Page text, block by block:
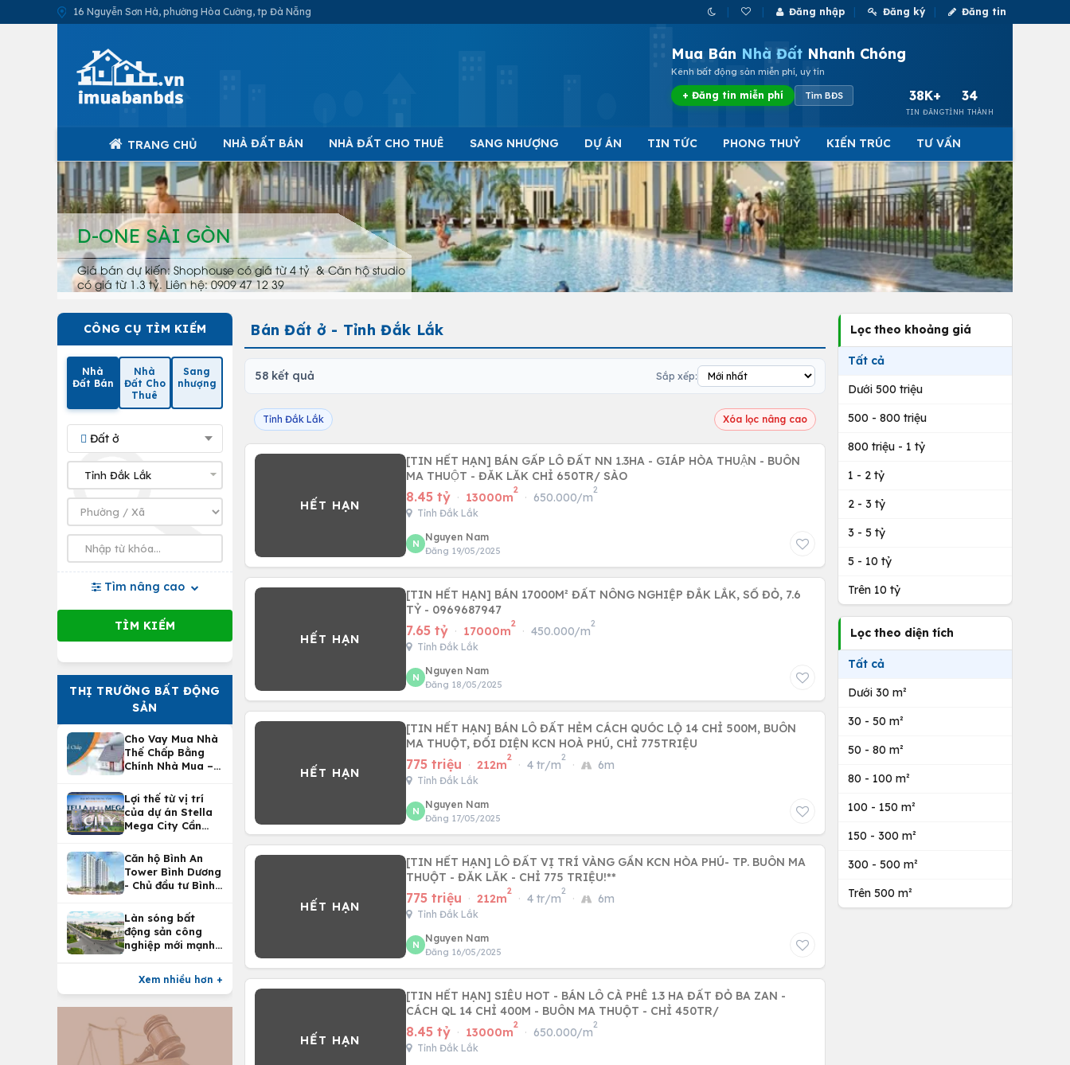
16 Nguyễn Sơn Hà, phường Hòa Cường, tp Đà Nẵng Đăng nhập Đăng ký Đăng tin
Mua Bán Nhà Đất Nhanh Chóng
Kênh bất động sản miễn phí, uy tín
+ Đăng tin miễn phí Tìm BĐS 38K+
TIN ĐĂNG
34
TỈNH THÀNH
TRANG CHỦ NHÀ ĐẤT BÁN NHÀ ĐẤT CHO THUÊ SANG NHƯỢNG DỰ ÁN TIN TỨC PHONG THUỶ KIẾN TRÚC TƯ VẤN
D-ONE SÀI GÒN
Giá bán dự kiến: Shophouse có giá từ 4 tỷ & Căn hộ studio
có giá từ 1.3 tỷ. Liên hệ: 0909 47 12 39
CÔNG CỤ TÌM KIẾM
Nhà
Đất Bán
Nhà
Đất Cho
Thuê
Sang
nhượng
Đất ở
Tìm nâng cao
THỊ TRƯỜNG BẤT ĐỘNG
SẢN
Cho Vay Mua Nhà
Thế Chấp Bằng
Chính Nhà Mua –
Nhà Tại
Vietcombank
Lợi thế từ vị trí
của dự án Stella
Mega City Cần
Căn hộ Bình An
Tower Bình Dương
- Chủ đầu tư Bình
Làn sóng bất
động sản công
nghiệp mới mạnh
Xem nhiều hơn +
Bán Đất ở - Tỉnh Đắk Lắk
58 kết quả Sắp xếp:
Tỉnh Đắk Lắk Xóa lọc nâng cao
[TIN HẾT HẠN] BÁN GẤP LÔ ĐẤT NN 1.3HA - GIÁP HÒA THUẬN - BUÔN
MA THUỘT - ĐĂK LĂK CHỈ 650TR/ SÀO
8.45 tỷ · 13000m
2
· 650.000/m
2
Tỉnh Đắk Lắk
N
Nguyen Nam
Đăng 19/05/2025
[TIN HẾT HẠN] BÁN 17000M² ĐẤT NÔNG NGHIỆP ĐẮK LẮK, SỔ ĐỎ, 7.6
TỶ - 0969687947
7.65 tỷ · 17000m
2
· 450.000/m
2
Tỉnh Đắk Lắk
N
Nguyen Nam
Đăng 18/05/2025
[TIN HẾT HẠN] BÁN LÔ ĐẤT HẺM CÁCH QUÓC LỘ 14 CHỈ 500M, BUÔN
MA THUỘT, ĐỐI DIỆN KCN HOÀ PHÚ, CHỈ 775TRIỆU
775 triệu · 212m
2
· 4 tr/m
2
· 6m
Tỉnh Đắk Lắk
N
Nguyen Nam
Đăng 17/05/2025
[TIN HẾT HẠN] LÔ ĐẤT VỊ TRÍ VÀNG GẦN KCN HÒA PHÚ- TP. BUÔN MA
THUỘT - ĐĂK LĂK - CHỈ 775 TRIỆU!**
775 triệu · 212m
2
· 4 tr/m
2
· 6m
Tỉnh Đắk Lắk
N
Nguyen Nam
Đăng 16/05/2025
[TIN HẾT HẠN] SIÊU HOT - BÁN LÔ CÀ PHÊ 1.3 HA ĐẤT ĐỎ BA ZAN -
CÁCH QL 14 CHỈ 400M - BUÔN MA THUỘT - CHỈ 450TR/
8.45 tỷ · 13000m
2
· 650.000/m
2
Tỉnh Đắk Lắk
Lọc theo khoảng giá
Tất cả
Dưới 500 triệu
500 - 800 triệu
800 triệu - 1 tỷ
1 - 2 tỷ
2 - 3 tỷ
3 - 5 tỷ
5 - 10 tỷ
Trên 10 tỷ
Lọc theo diện tích
Tất cả
Dưới 30 m²
30 - 50 m²
50 - 80 m²
80 - 100 m²
100 - 150 m²
150 - 300 m²
300 - 500 m²
Trên 500 m²